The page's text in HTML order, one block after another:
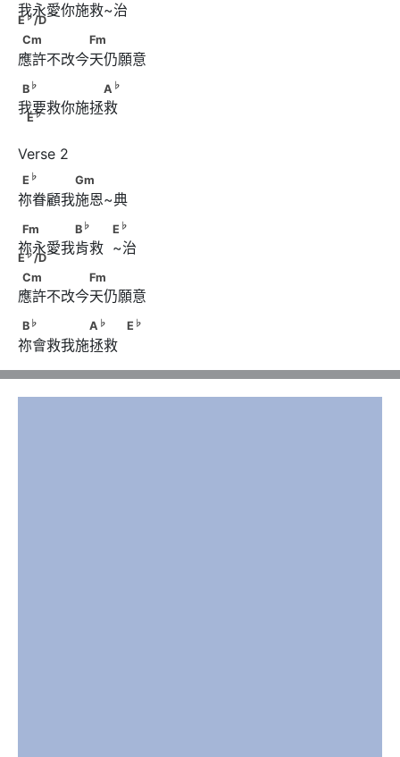
E♭/D
我永愛你施救~治
Cm　　　　　Fm
Cm Fm
應許不改今天仍願意
B♭ A
B ♭ A ♭
E♭
我要救你施拯救
E♭ Gm
E ♭ Gm
祢眷顧我施恩~典
Fm　　　　B
♭ E
Fm B ♭ E ♭
E♭/D
祢永愛我肯救  ~治
Cm　　　　　Fm
Cm Fm
應許不改今天仍願意
B♭ A ♭ E
B ♭ A ♭ E ♭
祢會救我施拯救